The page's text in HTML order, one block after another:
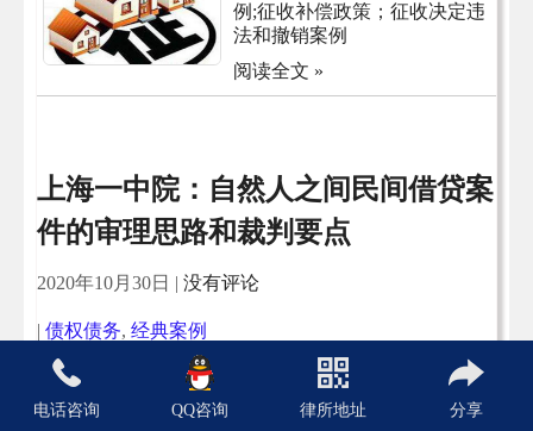
例;征收补偿政策；征收决定违
法和撤销案例
阅读全文 »
上海一中院：自然人之间民间借贷案
件的审理思路和裁判要点
2020年10月30日 | 没有评论
| 债权债务, 经典案例
当事人之间仅存在相关债权凭
证；当事人之间仅存在转账凭
证；利息审理的要点；“砍头
电话咨询 QQ咨询 律所地址 分享